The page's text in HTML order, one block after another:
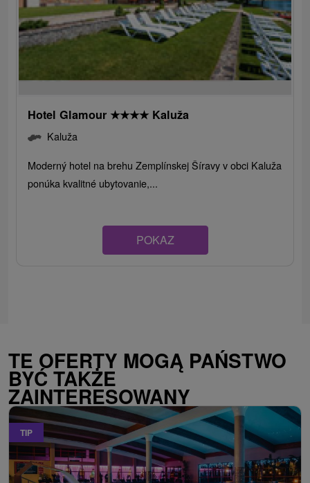
Hotel Glamour ★★★★ Kaluža
Kaluža
Moderný hotel na brehu Zemplínskej Šíravy v obci Kaluža
ponúka kvalitné ubytovanie,...
POKAZ
TE OFERTY MOGĄ PAŃSTWO
BYĆ TAKŻE
ZAINTERESOWANY
TIP